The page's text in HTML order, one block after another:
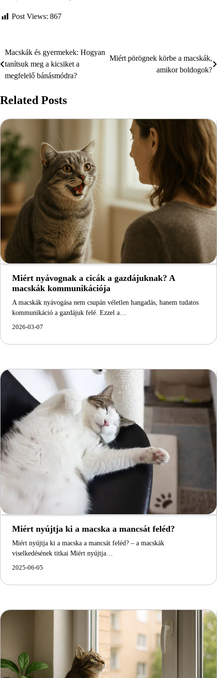
Post Views: 867
Bejegyzés
navigáció
Macskák és gyermekek: Hogyan
tanítsuk meg a kicsiket a
megfelelő bánásmódra?
Miért pörögnek körbe a macskák,
amikor boldogok?
Related Posts
Miért nyávognak a cicák a gazdájuknak? A
macskák kommunikációja
A macskák nyávogása nem csupán véletlen hangadás, hanem tudatos
kommunikáció a gazdájuk felé. Ezzel a…
2026-03-07
Miért nyújtja ki a macska a mancsát feléd?
Miért nyújtja ki a macska a mancsát feléd? – a macskák
viselkedésének titkai Miért nyújtja…
2025-06-05